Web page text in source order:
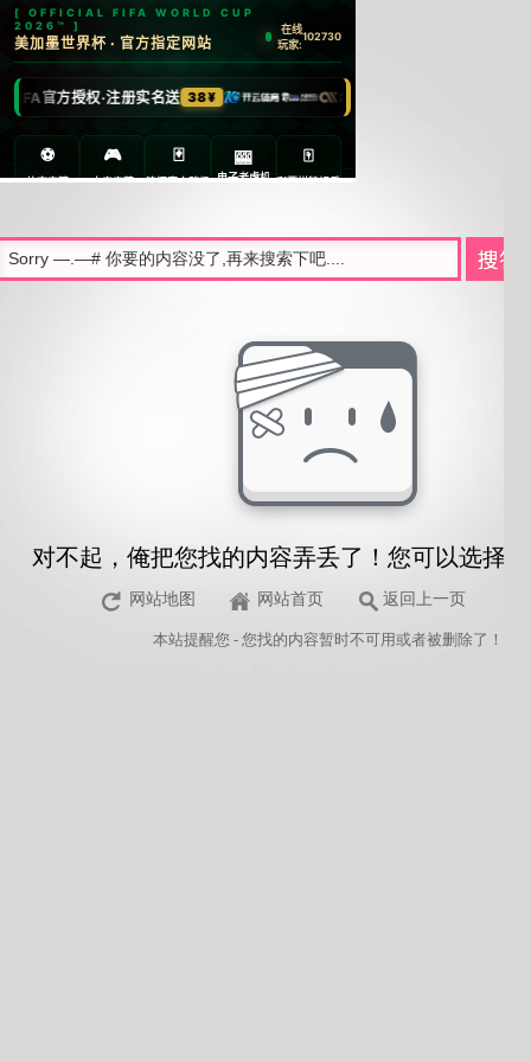
对不起，俺把您找的内容弄丢了！您可以选择
网站地图 网站首页 返回上一页
本站提醒您 - 您找的内容暂时不可用或者被删除了！